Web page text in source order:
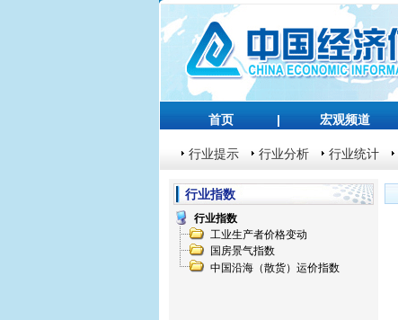
首页 | 宏观频道
行业提示 行业分析 行业统计
行业指数
行业指数
工业生产者价格变动
国房景气指数
中国沿海（散货）运价指数